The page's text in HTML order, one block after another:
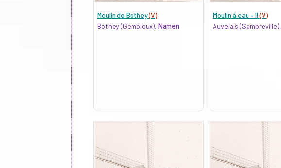
Moulin de Bothey(V)
Bothey (Gembloux), Namen
Moulin à eau - II(V)
Auvelais (Sambreville),